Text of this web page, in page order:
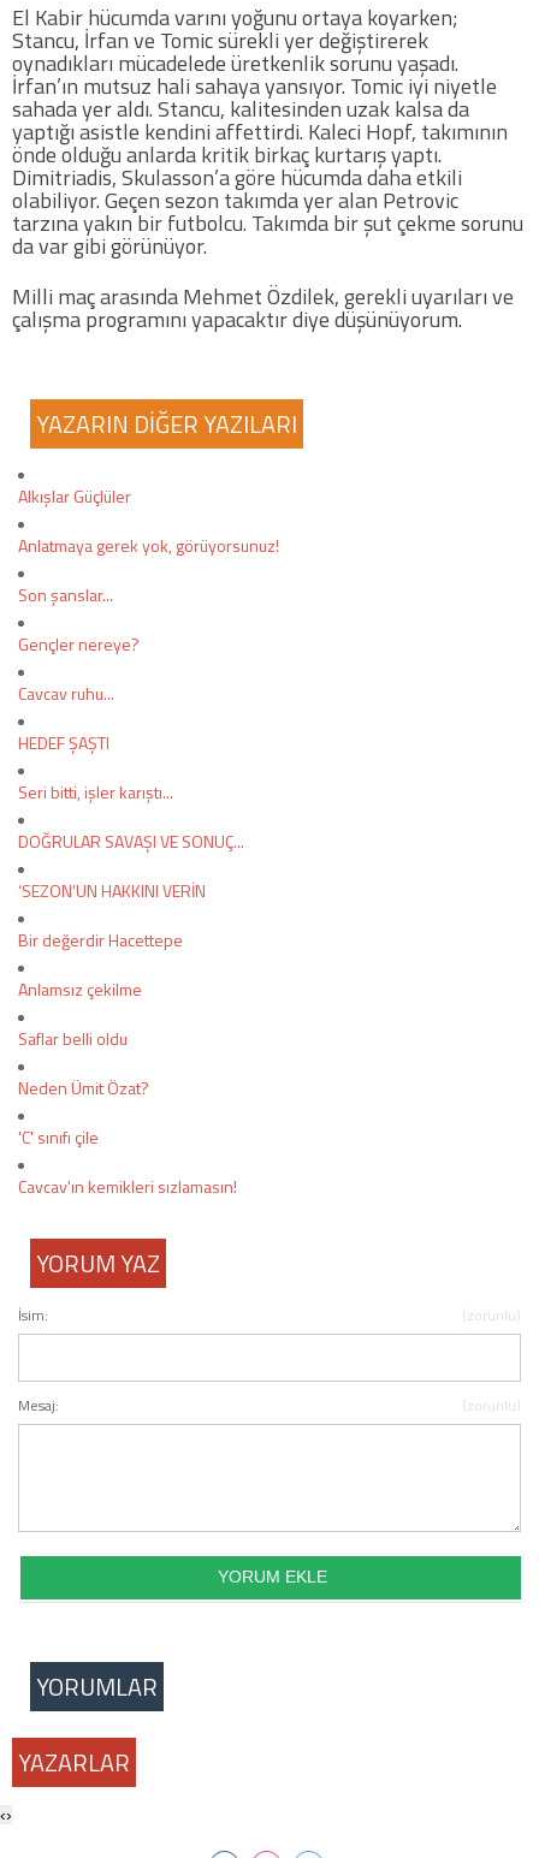
Bisiklet
Diğer Sporlar
Sosyal Medya
Facebook
Twitter
Google Plus
Instagram
Hakkımızda
Hakkımızda
Künye
COPYLEFT 2014. AGB Bilişim Teknolojileri
El Kabir hücumda varını yoğunu ortaya koyarken;
Stancu, İrfan ve Tomic sürekli yer değiştirerek
oynadıkları mücadelede üretkenlik sorunu yaşadı.
İrfan’ın mutsuz hali sahaya yansıyor. Tomic iyi niyetle
sahada yer aldı. Stancu, kalitesinden uzak kalsa da
yaptığı asistle kendini affettirdi. Kaleci Hopf, takımının
önde olduğu anlarda kritik birkaç kurtarış yaptı.
Dimitriadis, Skulasson’a göre hücumda daha etkili
olabiliyor. Geçen sezon takımda yer alan Petrovic
tarzına yakın bir futbolcu. Takımda bir şut çekme sorunu
da var gibi görünüyor.
Milli maç arasında Mehmet Özdilek, gerekli uyarıları ve
çalışma programını yapacaktır diye düşünüyorum.
YAZARIN DİĞER YAZILARI
Alkışlar Güçlüler
Anlatmaya gerek yok, görüyorsunuz!
Son şanslar...
Gençler nereye?
Cavcav ruhu...
HEDEF ŞAŞTI
Seri bitti, işler karıştı...
DOĞRULAR SAVAŞI VE SONUÇ...
‘SEZON’UN HAKKINI VERİN
Bir değerdir Hacettepe
Anlamsız çekilme
Saflar belli oldu
Neden Ümit Özat?
'C' sınıfı çile
Cavcav'ın kemikleri sızlamasın!
YORUM YAZ
İsim: (zorunlu)
Mesaj: (zorunlu)
YORUMLAR
YAZARLAR
‹›